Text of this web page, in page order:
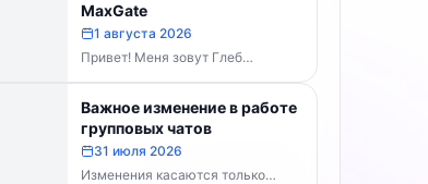
MaxGate
1 августа 2026
Привет! Меня зовут Глеб
Буваненко — кто-то из вас уже
знает меня по чату поддержки....
Важное изменение в работе
групповых чатов
31 июля 2026
Изменения касаются только